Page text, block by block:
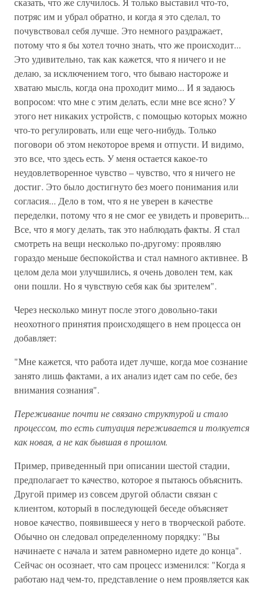
потряс им и убрал обратно, и когда я это сделал, то
почувствовал себя лучше. Это немного раздражает,
потому что я бы хотел точно знать, что же происходит...
Это удивительно, так как кажется, что я ничего и не
делаю, за исключением того, что бываю настороже и
хватаю мысль, когда она проходит мимо... И я задаюсь
вопросом: что мне с этим делать, если мне все ясно? У
этого нет никаких устройств, с помощью которых можно
что-то регулировать, или еще чего-нибудь. Только
поговори об этом некоторое время и отпусти. И видимо,
это все, что здесь есть. У меня остается какое-то
неудовлетворенное чувство – чувство, что я ничего не
достиг. Это было достигнуто без моего понимания или
согласия... Дело в том, что я не уверен в качестве
переделки, потому что я не смог ее увидеть и проверить...
Все, что я могу делать, так это наблюдать факты. Я стал
смотреть на вещи несколько по-другому: проявляю
гораздо меньше беспокойства и стал намного активнее. В
целом дела мои улучшились, я очень доволен тем, как
они пошли. Но я чувствую себя как бы зрителем".
Через несколько минут после этого довольно-таки
неохотного принятия происходящего в нем процесса он
добавляет:
"Мне кажется, что работа идет лучше, когда мое сознание
занято лишь фактами, а их анализ идет сам по себе, без
внимания сознания".
Переживание почти не связано структурой и стало
процессом, то есть ситуация переживается и толкуется
как новая, а не как бывшая в прошлом.
Пример, приведенный при описании шестой стадии,
предполагает то качество, которое я пытаюсь объяснить.
Другой пример из совсем другой области связан с
клиентом, который в последующей беседе объясняет
новое качество, появившееся у него в творческой работе.
Обычно он следовал определенному порядку: "Вы
начинаете с начала и затем равномерно идете до конца".
Сейчас он осознает, что сам процесс изменился: "Когда я
работаю над чем-то, представление о нем проявляется как